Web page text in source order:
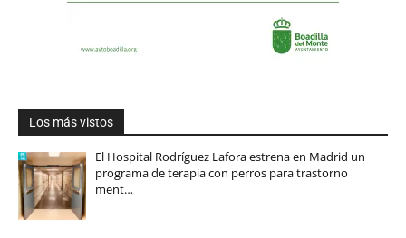
Los más vistos
El Hospital Rodríguez Lafora estrena en Madrid un
programa de terapia con perros para trastorno
ment…